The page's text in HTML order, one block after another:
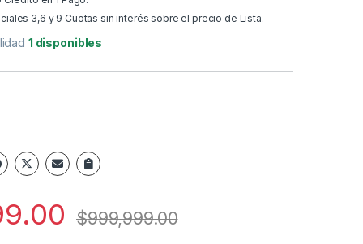
3,6 y 9 Cuotas sin interés sobre el precio de Lista.
1 disponibles
$999,999.00